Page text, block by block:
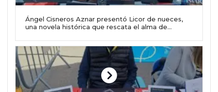
Ángel Cisneros Aznar presentó Licor de nueces,
una novela histórica que rescata el alma de
Sant Jordi